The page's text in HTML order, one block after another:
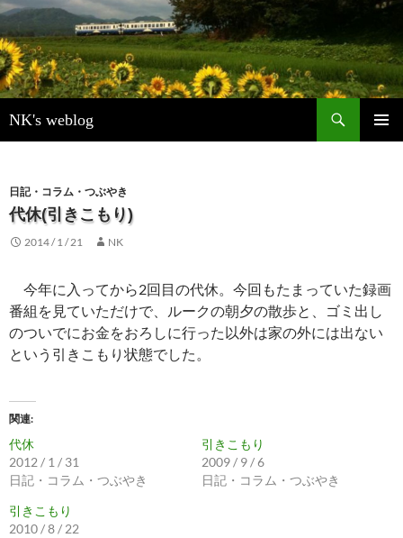
NK's weblog
索
ン
ツ
へ
ス
プ
日記・コラム・つぶやき
代休(引きこもり)
2014 / 1 / 21 NK
今年に入ってから2回目の代休。今回もたまっていた録画
番組を見ていただけで、ルークの朝夕の散歩と、ゴミ出し
のついでにお金をおろしに行った以外は家の外には出ない
という引きこもり状態でした。
関連
代休
2012 / 1 / 31
日記・コラム・つぶやき
引きこもり
2009 / 9 / 6
日記・コラム・つぶやき
引きこもり
2010 / 8 / 22